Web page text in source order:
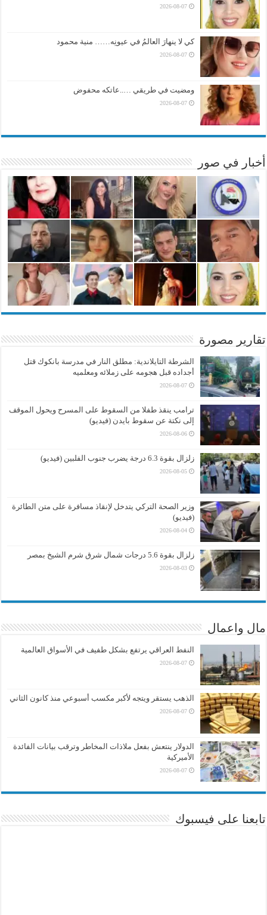
2026-08-07
كي لا ينهارَ العالمُ في عيونِه…… منية محمود
2026-08-07
ومضيت في طريقي …..عاتكه محفوض
2026-08-07
أخبار في صور
تقارير مصورة
الشرطة التايلاندية: مطلق النار في مدرسة بانكوك قتل
أجداده قبل هجومه على زملائه ومعلميه
2026-08-07
ترامب ينقذ طفلا من السقوط على المسرح ويحول الموقف
إلى نكتة عن سقوط بايدن (فيديو)
2026-08-06
زلزال بقوة 6.3 درجة يضرب جنوب الفلبين (فيديو)
2026-08-05
وزير الصحة التركي يتدخل لإنقاذ مسافرة على متن الطائرة
(فيديو)
2026-08-04
زلزال بقوة 5.6 درجات شمال شرق شرم الشيخ بمصر
2026-08-03
مال واعمال
النفط العراقي يرتفع بشكل طفيف في الأسواق العالمية
2026-08-07
الذهب يستقر ويتجه لأكبر مكسب أسبوعي منذ كانون الثاني
2026-08-07
الدولار ينتعش بفعل ملاذات المخاطر وترقب بيانات الفائدة
الأميركية
2026-08-07
تابعنا على فيسبوك